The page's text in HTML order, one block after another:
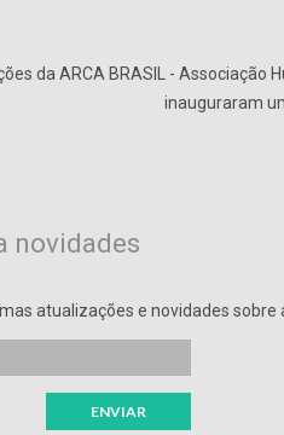
da ARCA BRASIL -
inauguraram
novidades
atualizações e novidades sobre